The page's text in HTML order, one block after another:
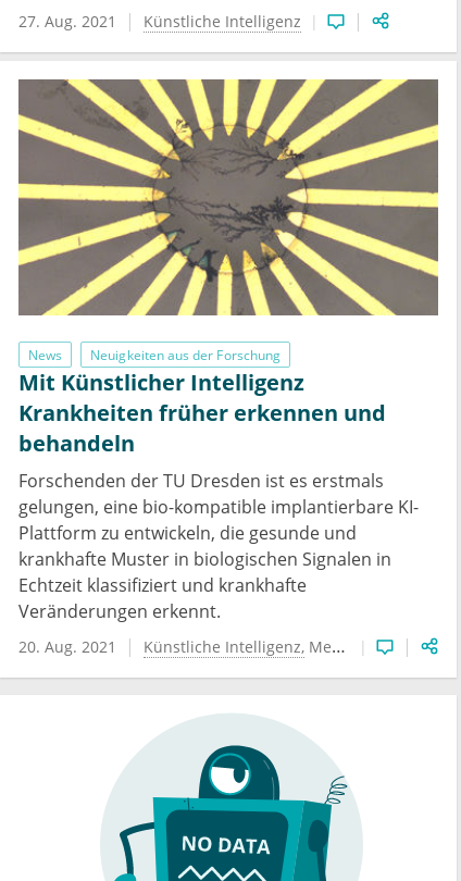
27. Aug. 2021 Künstliche Intelligenz
News Neuigkeiten aus der Forschung
Mit Künstlicher Intelligenz
Krankheiten früher erkennen und
behandeln
Forschenden der TU Dresden ist es erstmals
gelungen, eine bio-kompatible implantierbare KI-
Plattform zu entwickeln, die gesunde und
krankhafte Muster in biologischen Signalen in
Echtzeit klassifiziert und krankhafte
Veränderungen erkennt.
20. Aug. 2021 Künstliche Intelligenz Medizintechnik